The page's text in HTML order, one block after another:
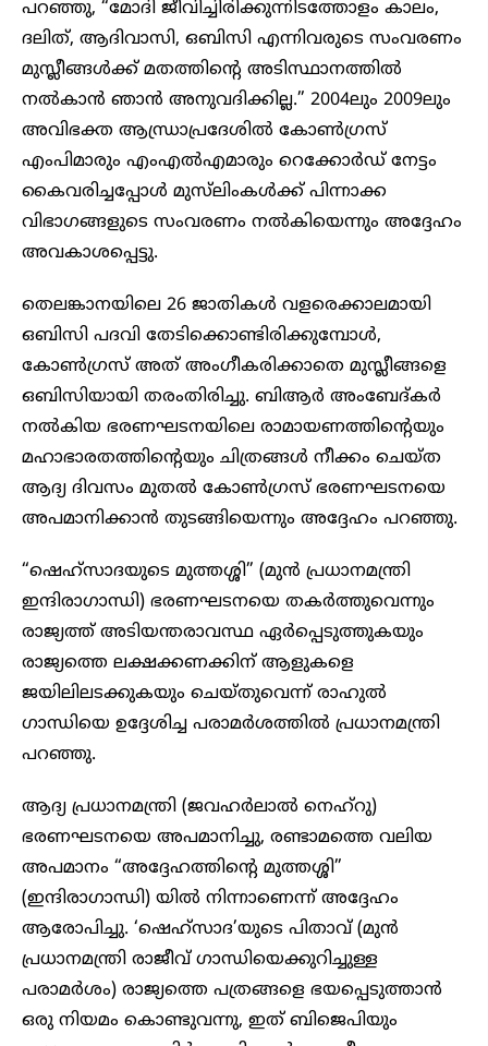
പറഞ്ഞു, “മോദി ജീവിച്ചിരിക്കുന്നിടത്തോളം കാലം,
ദലിത്, ആദിവാസി, ഒബിസി എന്നിവരുടെ സംവരണം
മുസ്ലീങ്ങൾക്ക് മതത്തിൻ്റെ അടിസ്ഥാനത്തിൽ
നൽകാൻ ഞാൻ അനുവദിക്കില്ല.” 2004ലും 2009ലും
അവിഭക്ത ആന്ധ്രാപ്രദേശിൽ കോൺഗ്രസ്
എംപിമാരും എംഎൽഎമാരും റെക്കോർഡ് നേട്ടം
കൈവരിച്ചപ്പോൾ മുസ്‌ലിംകൾക്ക് പിന്നാക്ക
വിഭാഗങ്ങളുടെ സംവരണം നൽകിയെന്നും അദ്ദേഹം
അവകാശപ്പെട്ടു.
തെലങ്കാനയിലെ 26 ജാതികൾ വളരെക്കാലമായി
ഒബിസി പദവി തേടിക്കൊണ്ടിരിക്കുമ്പോൾ,
കോൺഗ്രസ് അത് അംഗീകരിക്കാതെ മുസ്ലീങ്ങളെ
ഒബിസിയായി തരംതിരിച്ചു. ബിആർ അംബേദ്കർ
നൽകിയ ഭരണഘടനയിലെ രാമായണത്തിൻ്റെയും
മഹാഭാരതത്തിൻ്റെയും ചിത്രങ്ങൾ നീക്കം ചെയ്ത
ആദ്യ ദിവസം മുതൽ കോൺഗ്രസ് ഭരണഘടനയെ
അപമാനിക്കാൻ തുടങ്ങിയെന്നും അദ്ദേഹം പറഞ്ഞു.
“ഷെഹ്‌സാദയുടെ മുത്തശ്ശി” (മുൻ പ്രധാനമന്ത്രി
ഇന്ദിരാഗാന്ധി) ഭരണഘടനയെ തകർത്തുവെന്നും
രാജ്യത്ത് അടിയന്തരാവസ്ഥ ഏർപ്പെടുത്തുകയും
രാജ്യത്തെ ലക്ഷക്കണക്കിന് ആളുകളെ
ജയിലിലടക്കുകയും ചെയ്തുവെന്ന് രാഹുൽ
ഗാന്ധിയെ ഉദ്ദേശിച്ച പരാമർശത്തിൽ പ്രധാനമന്ത്രി
പറഞ്ഞു.
ആദ്യ പ്രധാനമന്ത്രി (ജവഹർലാൽ നെഹ്‌റു)
ഭരണഘടനയെ അപമാനിച്ചു, രണ്ടാമത്തെ വലിയ
അപമാനം “അദ്ദേഹത്തിൻ്റെ മുത്തശ്ശി”
(ഇന്ദിരാഗാന്ധി) യിൽ നിന്നാണെന്ന് അദ്ദേഹം
ആരോപിച്ചു. ‘ഷെഹ്‌സാദ’യുടെ പിതാവ് (മുൻ
പ്രധാനമന്ത്രി രാജീവ് ഗാന്ധിയെക്കുറിച്ചുള്ള
പരാമർശം) രാജ്യത്തെ പത്രങ്ങളെ ഭയപ്പെടുത്താൻ
ഒരു നിയമം കൊണ്ടുവന്നു, ഇത് ബിജെപിയും